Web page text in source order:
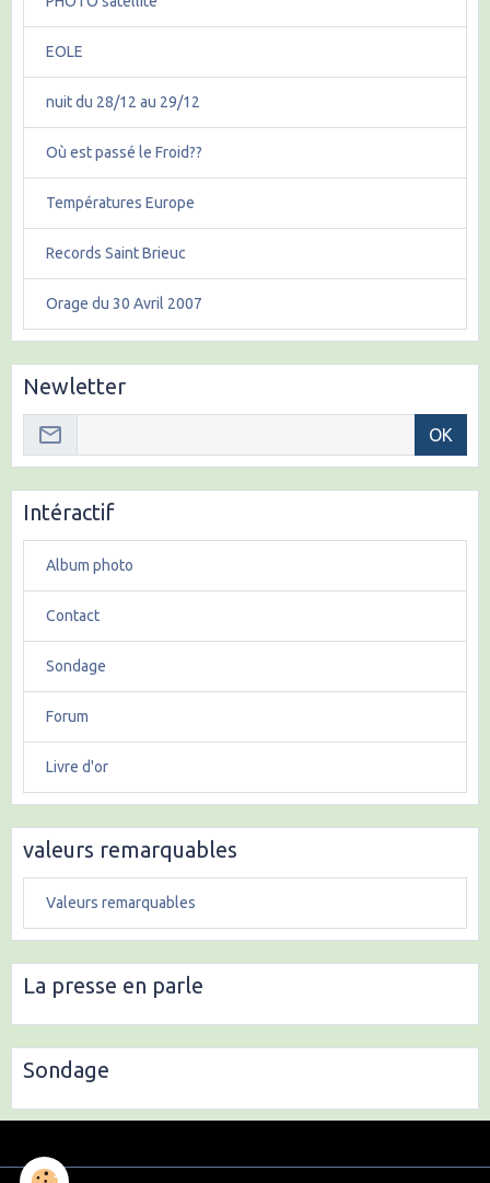
EOLE
nuit du 28/12 au 29/12
Où est passé le Froid??
Températures Europe
Records Saint Brieuc
Orage du 30 Avril 2007
Newletter
OK
Intéractif
Album photo
Contact
Sondage
Forum
Livre d'or
valeurs remarquables
Valeurs remarquables
La presse en parle
Sondage